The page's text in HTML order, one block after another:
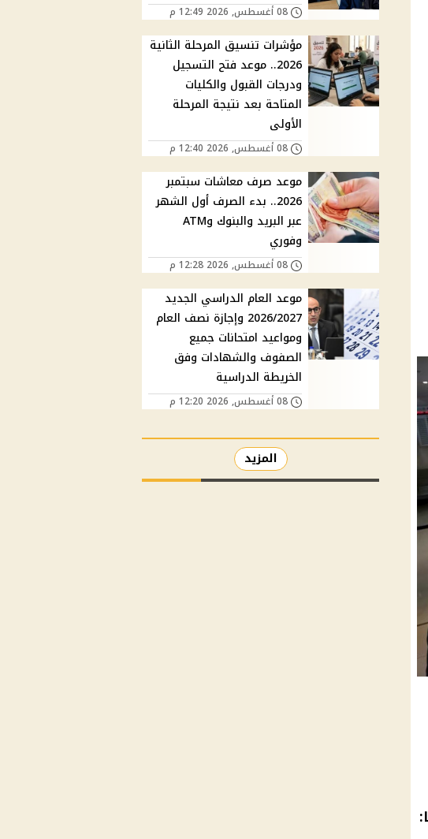
08 أغسطس, 2026 12:49 م
مؤشرات تنسيق المرحلة الثانية
2026.. موعد فتح التسجيل
ودرجات القبول والكليات
المتاحة بعد نتيجة المرحلة
الأولى
08 أغسطس, 2026 12:40 م
موعد صرف معاشات سبتمبر
2026.. بدء الصرف أول الشهر
عبر البريد والبنوك وATM
وفوري
08 أغسطس, 2026 12:28 م
موعد العام الدراسي الجديد
2026/2027 وإجازة نصف العام
ومواعيد امتحانات جميع
الصفوف والشهادات وفق
الخريطة الدراسية
08 أغسطس, 2026 12:20 م
المزيد